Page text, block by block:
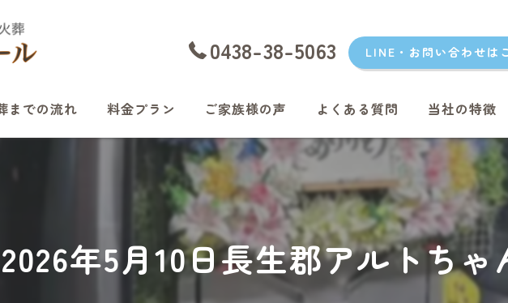
0438-38-5063 LINE・お問い合わせは
までの流れ 料金プラン ご家族様の声 よくある質問 当社の特徴
愛猫
君津のペット火
富津のペット
2026年5月10日長生郡アルトちゃ